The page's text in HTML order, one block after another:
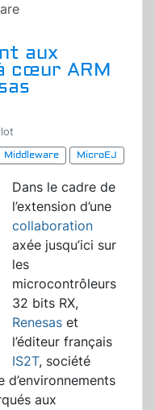
aux
cœur ARM
Middleware
MicroEJ
Dans le cadre de
l’extension d’une
collaboration
axée jusqu’ici sur
les
microcontrôleurs
32 bits RX,
Renesas et
l’éditeur français
IS2T, société
aux